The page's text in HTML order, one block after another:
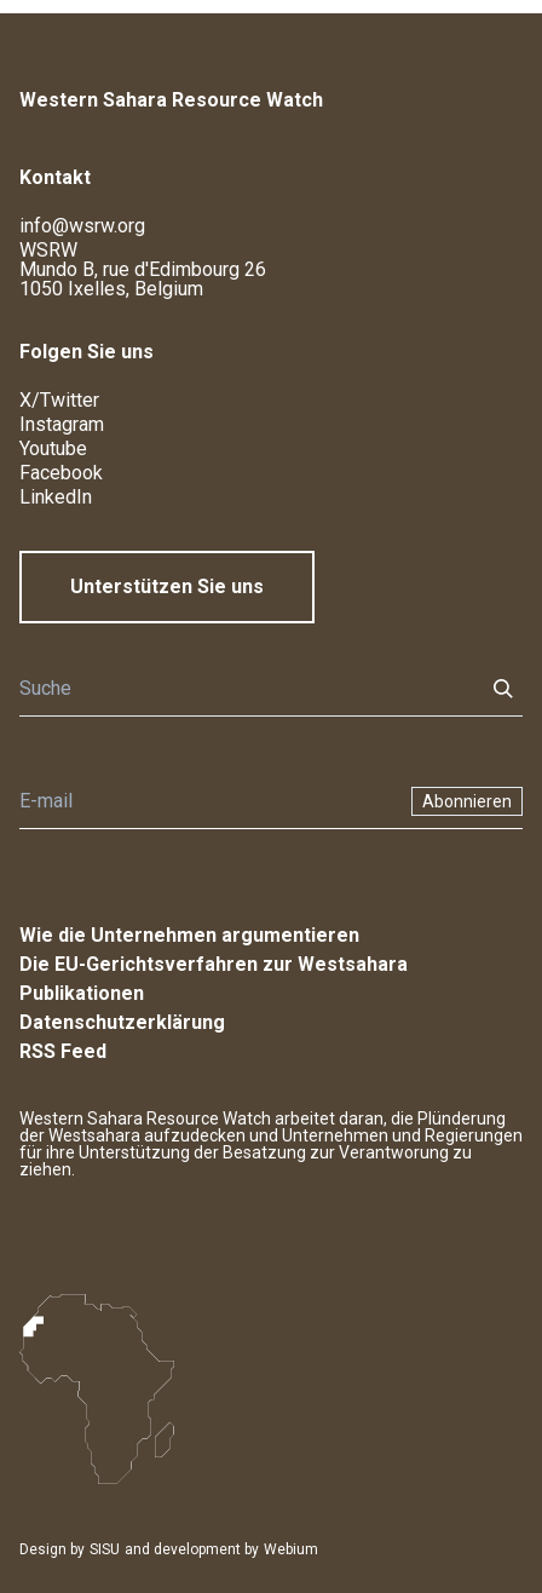
Western Sahara Resource Watch
Kontakt
info@wsrw.org
WSRW
Mundo B, rue d'Edimbourg 26
1050 Ixelles, Belgium
Folgen Sie uns
X/Twitter
Instagram
Youtube
Facebook
LinkedIn
Unterstützen Sie uns
Abonnieren
Wie die Unternehmen argumentieren
Die EU-Gerichtsverfahren zur Westsahara
Publikationen
Datenschutzerklärung
RSS Feed
Western Sahara Resource Watch arbeitet daran, die Plünderung
der Westsahara aufzudecken und Unternehmen und Regierungen
für ihre Unterstützung der Besatzung zur Verantworung zu
ziehen.
Design by SISU and development by Webium